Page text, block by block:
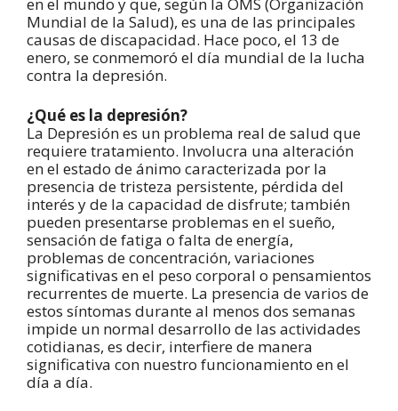
Mundial de la Salud), es una de las principales
causas de discapacidad. Hace poco, el 13 de
enero, se conmemoró el día mundial de la lucha
contra la depresión.
¿Qué es la depresión?
La Depresión es un problema real de salud que
requiere tratamiento. Involucra una alteración
en el estado de ánimo caracterizada por la
presencia de tristeza persistente, pérdida del
interés y de la capacidad de disfrute; también
pueden presentarse problemas en el sueño,
sensación de fatiga o falta de energía,
problemas de concentración, variaciones
significativas en el peso corporal o pensamientos
recurrentes de muerte. La presencia de varios de
estos síntomas durante al menos dos semanas
impide un normal desarrollo de las actividades
cotidianas, es decir, interfiere de manera
significativa con nuestro funcionamiento en el
día a día.